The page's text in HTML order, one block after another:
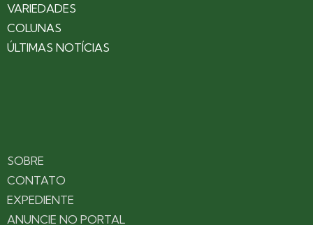
VARIEDADES
COLUNAS
ÚLTIMAS NOTÍCIAS
SOBRE
CONTATO
EXPEDIENTE
ANUNCIE NO PORTAL